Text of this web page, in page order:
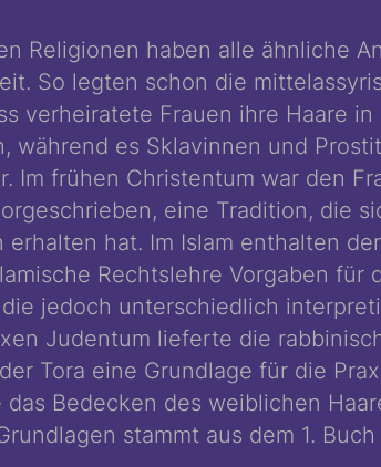
Religionen haben alle ähnliche
So legten schon die
verheiratete Frauen ihre Haare
während es Sklavinnen und
Im frühen Christentum war den
eine Tradition, die
erhalten hat. Im Islam enthalten
Rechtslehre Vorgaben für
jedoch unterschiedlich
Judentum lieferte die
Tora eine Grundlage für die
Bedecken des weiblichen
stammt aus dem 1.